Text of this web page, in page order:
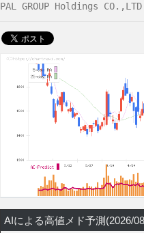
PAL GROUP Holdings
AIによる高値メド予測(2026/